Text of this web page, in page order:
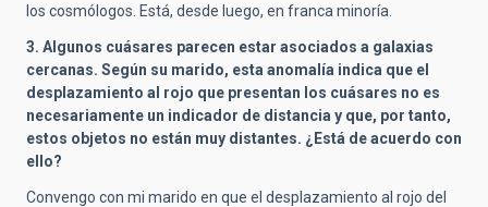
los cosmólogos. Está, desde luego, en franca minoría.
3. Algunos cuásares parecen estar asociados a galaxias
cercanas. Según su marido, esta anomalía indica que el
desplazamiento al rojo que presentan los cuásares no es
necesariamente un indicador de distancia y que, por tanto,
estos objetos no están muy distantes. ¿Está de acuerdo con
ello?
Convengo con mi marido en que el desplazamiento al rojo del